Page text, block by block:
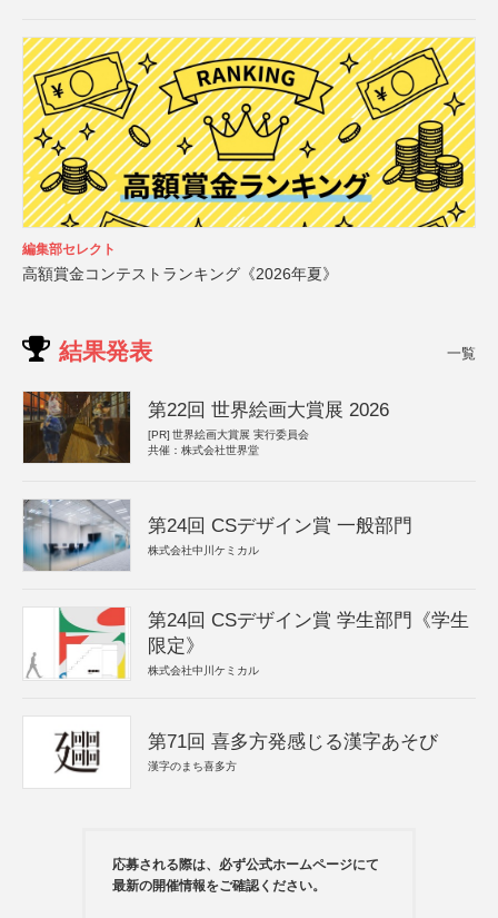
編集部セレクト
高額賞金コンテストランキング《2026年夏》
結果発表 一覧
第22回 世界絵画大賞展 2026
[PR] 世界絵画大賞展 実行委員会
共催：株式会社世界堂
第24回 CSデザイン賞 一般部門
株式会社中川ケミカル
第24回 CSデザイン賞 学生部門《学生
限定》
株式会社中川ケミカル
第71回 喜多方発感じる漢字あそび
漢字のまち喜多方
応募される際は、必ず公式ホームページにて
最新の開催情報をご確認ください。